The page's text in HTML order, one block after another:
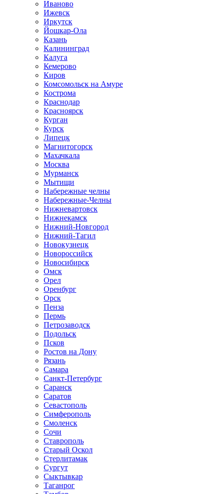
Иваново
Ижевск
Иркутск
Йошкар-Ола
Казань
Калининград
Калуга
Кемерово
Киров
Комсомольск на Амуре
Кострома
Краснодар
Красноярск
Курган
Курск
Липецк
Магнитогорск
Махачкала
Москва
Мурманск
Мытищи
Набережные челны
Набережные-Челны
Нижневартовск
Нижнекамск
Нижний-Новгород
Нижний-Тагил
Новокузнецк
Новороссийск
Новосибирск
Омск
Орел
Оренбург
Орск
Пенза
Пермь
Петрозаводск
Подольск
Псков
Ростов на Дону
Рязань
Самара
Санкт-Петербург
Саранск
Саратов
Севастополь
Симферополь
Смоленск
Сочи
Ставрополь
Старый Оскол
Стерлитамак
Сургут
Сыктывкар
Таганрог